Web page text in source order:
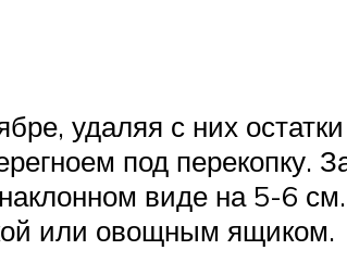
удаляя с них
под перекопку.
виде на 5-6
или овощным ящиком.